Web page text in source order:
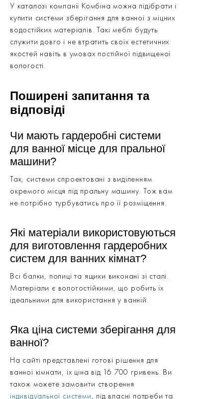
У каталозі компанії Комбіна можна підібрати і
купити системи зберігання для ванної з міцних
водостійких матеріалів. Такі меблі будуть
служити довго і не втратить своїх естетичних
якостей навіть в умовах постійної підвищеної
вологості.
Поширені запитання та
відповіді
Чи мають гардеробні системи
для ванної місце для пральної
машини?
Так, системи спроектовані з виділенням
окремого місця під пральну машину. Тож вам
не потрібно турбуватись про її розміщення.
Які матеріали використовуються
для виготовлення гардеробних
систем для ванних кімнат?
Всі балки, полиці та ящики виконані зі сталі.
Матеріали є вологостійкими, що робить їх
ідеальними для використання у ванній.
Яка ціна системи зберігання для
ванної?
На сайті представлені готові рішення для
ванної кімнати, їх ціна від 16 700 гривень. Ви
також можете замовити створення
індивідуальної системи, під власні потреби та